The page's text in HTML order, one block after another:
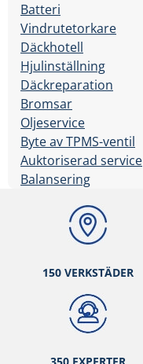
Batteri
Vindrutetorkare
Däckhotell
Hjulinställning
Däckreparation
Bromsar
Oljeservice
Byte av TPMS-ventil
Auktoriserad service
Balansering
150 VERKSTÄDER